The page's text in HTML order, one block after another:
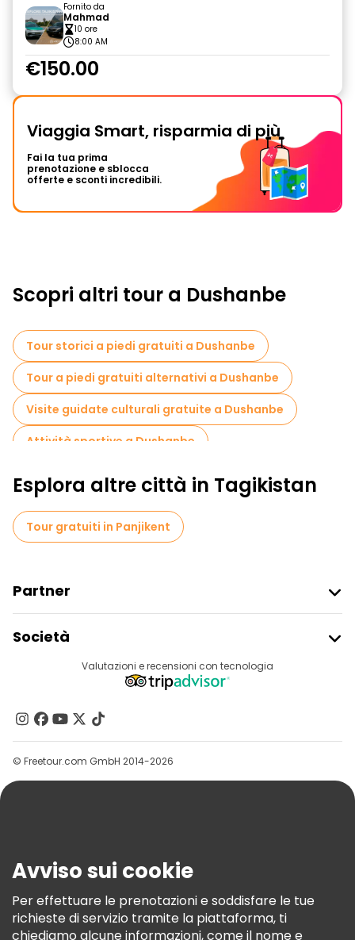
Fornito da
Mahmad
10 ore
8:00 AM
€150.00
Viaggia Smart, risparmia di più
Fai la tua prima
prenotazione e sblocca
offerte e sconti incredibili.
Scopri altri tour a Dushanbe
Tour storici a piedi gratuiti a Dushanbe
Tour a piedi gratuiti alternativi a Dushanbe
Visite guidate culturali gratuite a Dushanbe
Attività sportive a Dushanbe
Tour in bicicletta a Dushanbe
Esplora altre città in Tagikistan
Tour gratuiti in Panjikent
Partner
Accesso Del Fornitore
Programma Di Affiliazione
Società
Destinazioni
Contattaci
Gruppi
Aiuto
Termini E Condizioni
Informativa Sui Cookie
Freetour Premi
Valutazioni e recensioni con tecnologia
© Freetour.com GmbH 2014-2026
Avviso sui cookie
Per effettuare le prenotazioni e soddisfare le tue
richieste di servizio tramite la piattaforma, ti
chiediamo alcune informazioni, come il nome e